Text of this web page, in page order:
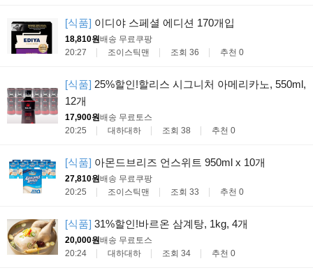
[식품] 이디야 스페셜 에디션 170개입
18,810원배송 무료쿠팡
20:27
조이스틱맨 조회 36 추천 0
[식품] 25%할인!할리스 시그니처 아메리카노, 550ml,
12개
17,900원배송 무료토스
20:25
대하대하 조회 38 추천 0
[식품] 아몬드브리즈 언스위트 950ml x 10개
27,810원배송 무료쿠팡
20:25
조이스틱맨 조회 33 추천 0
[식품] 31%할인!바르온 삼계탕, 1kg, 4개
20,000원배송 무료토스
20:24
대하대하 조회 34 추천 0